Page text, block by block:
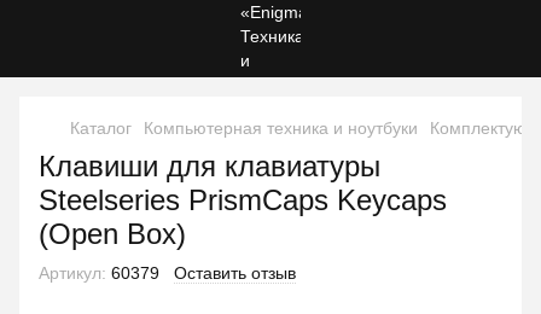
Каталог Компьютерная техника и ноутбуки
Клавиши для клавиатуры
Steelseries PrismCaps Keycaps
(Open Box)
Артикул: 60379 Оставить отзыв